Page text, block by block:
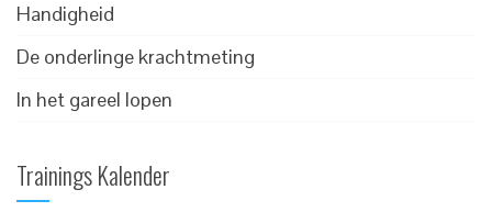
Handigheid
De onderlinge krachtmeting
In het gareel lopen
Trainings Kalender